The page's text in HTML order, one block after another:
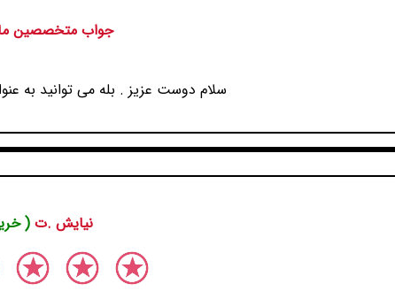
جواب متخصصین
سلام دوست عزیز . بله می توانید به
نیایش .ت(